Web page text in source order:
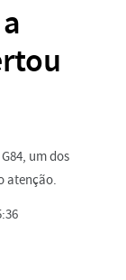
um dos
atenção.